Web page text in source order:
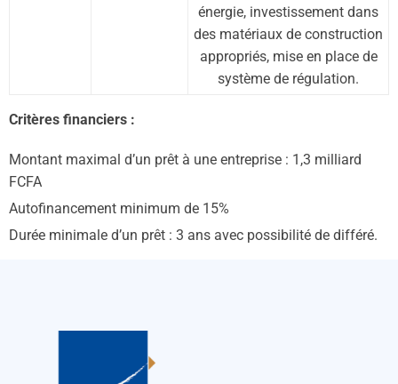
énergie, investissement dans
des matériaux de construction
appropriés, mise en place de
système de régulation.
Critères financiers :
Montant maximal d’un prêt à une entreprise : 1,3 milliard
FCFA
Autofinancement minimum de 15%
Durée minimale d’un prêt : 3 ans avec possibilité de différé.